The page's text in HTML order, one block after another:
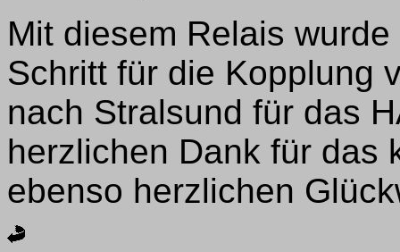
Mit diesem Relais
Schritt für die Kopplung
nach Stralsund für das
herzlichen Dank für das
ebenso herzlichen